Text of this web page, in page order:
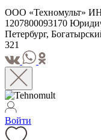
ООО «Техномульт»
1207800093170
Петербург,
321
Войти